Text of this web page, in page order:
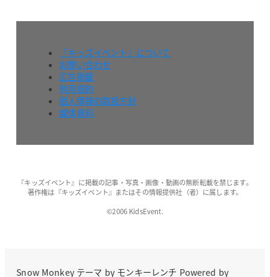
『キッズイベント』について
お問い合わせ
広告掲載
利用規約
個人情報の取扱方針
媒体資料
『キッズイベント』に掲載の記事・写真・画像・動画の無断転載を禁じます。
著作権は『キッズイベント』またはその情報提供社（者）に属します。
©2006 KidsEvent.
Snow Monkeyテーマ by モンキーレンチ Powered by